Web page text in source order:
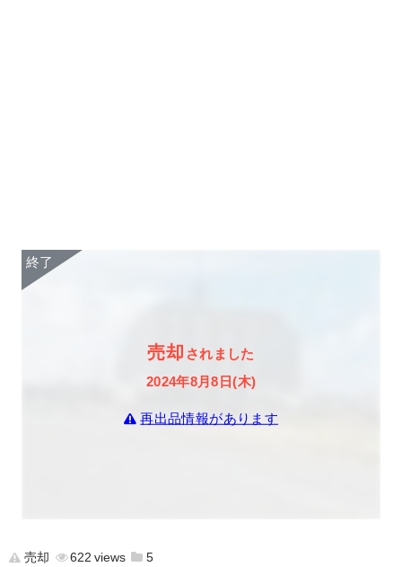
売却 されました
2024年8月8日(木)
再出品情報があります
売却 622
5